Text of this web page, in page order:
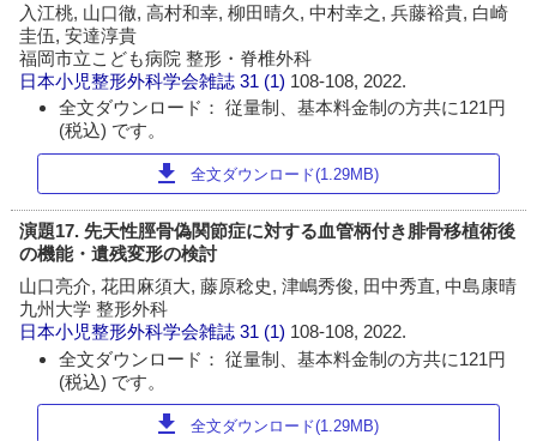
入江桃, 山口徹, 高村和幸, 柳田晴久, 中村幸之, 兵藤裕貴, 白崎
圭伍, 安達淳貴
福岡市立こども病院 整形・脊椎外科
日本小児整形外科学会雑誌 31 (1) 108-108, 2022.
全文ダウンロード： 従量制、基本料金制の方共に121円
(税込) です。
download 全文ダウンロード(1.29MB)
演題17. 先天性脛骨偽関節症に対する血管柄付き腓骨移植術後
の機能・遺残変形の検討
山口亮介, 花田麻須大, 藤原稔史, 津嶋秀俊, 田中秀直, 中島康晴
九州大学 整形外科
日本小児整形外科学会雑誌 31 (1) 108-108, 2022.
全文ダウンロード： 従量制、基本料金制の方共に121円
(税込) です。
download 全文ダウンロード(1.29MB)